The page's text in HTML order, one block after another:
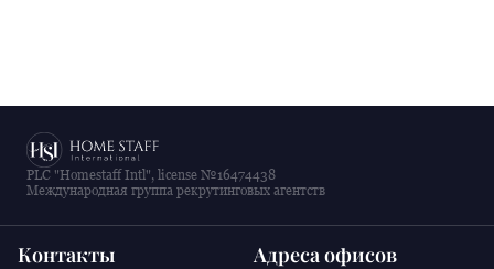
PLC "Homestaff Intl", license №16474438
Международная группа рекрутинговых агентств
Контакты Адреса офисов